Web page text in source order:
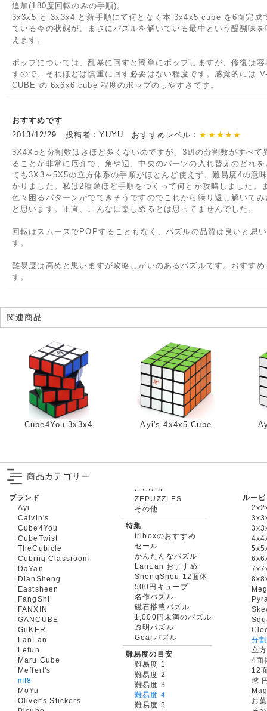
追加(180度回転のみの手順)。
3x3x5 と 3x3x4 と新手順にて何となく本 3x4x5 cube を6面完成
ている今の状態が、まさにパズルを解いている最中という醍醐味を
えます。
ポップについては、乱暴に回すと簡単にポップしますが、修復は容
すので、それほどは慎重に回す必要はない程度です。感覚的には
CUBE の 6x6x6 cube 程度のポップのしやすさです。
おすすめです
2013/12/29 投稿者：YUYU おすすめレベル： ★★★★★
3X4X5と分割数はさほど多くないのですが、3辺の分割数がすべて
ることが非常に厄介で、角や辺、中央のパーツの入れ替えのどれを
ても3X3～5X5の立方体系の手順がほとんど使えず、難易度4の意
かりました。私は2種類ほど手順をつくって何とか攻略しました。
色々困るパターンがでてきそうですのでこれから繰り返し解いてみ
と思います。正直、こんなに楽しめるとは思ってませんでした。
回転はスムーズでPOPすることもなく、パズルの品質は良いと思
す。
難易度は高めと思いますが攻略しがいのあるパズルです。おすすめ
す。
関連商品
Cube4You 3x3x4 Ayi's 4x4x5 Cube
商品カテゴリー
ブランド
Ayi
Calvin's
Cube4You
CubeTwist
TheCubicle
Cubing Classroom
DaYan
DianSheng
Eastsheen
FangShi
FANXIN
GANCUBE
GiiKER
LanLan
Lefun
Maru Cube
Meffert's
mf8
MoYu
Oliver's Stickers
ZEPUZZLES
その他
特集
triboxのおすすめ
セール
かんたんなパズル
LanLan おすすめ
ShengShou 12面体
500円キューブ
名作パズル
磁石搭載パズル
1,000円未満のパズル
透明パズル
Gearパズル
難易度の目安
難易度 1
難易度 2
難易度 3
難易度 4
難易度 5
ルー
分
立
4面
12
球
お